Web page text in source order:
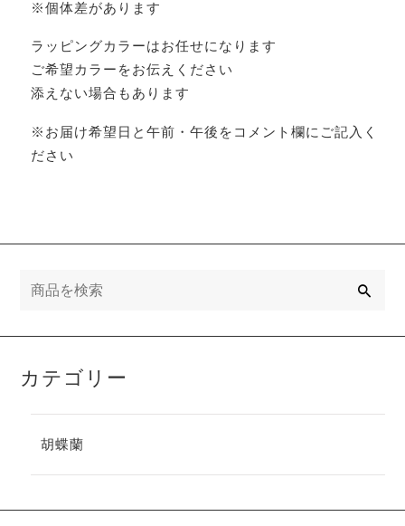
※個体差があります
ラッピングカラーはお任せになります
ご希望カラーをお伝えください
添えない場合もあります
※お届け希望日と午前・午後をコメント欄にご記入く
ださい
カテゴリー
胡蝶蘭